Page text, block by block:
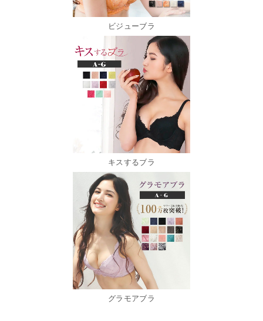
ビジューブラ
キスするブラ
グラモアブラ